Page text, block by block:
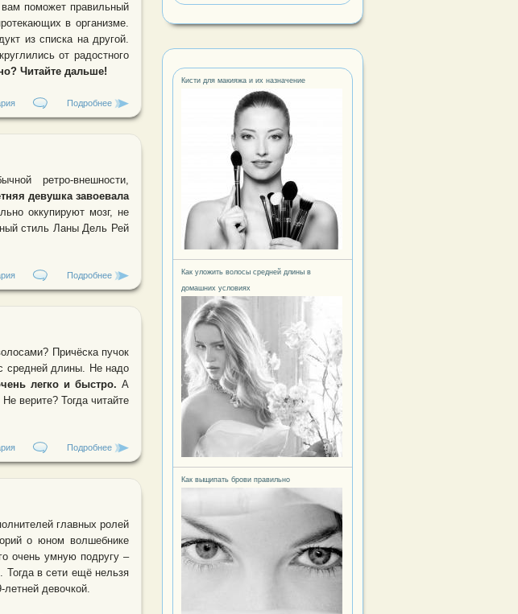
поможет правильный
в организме.
из списка на другой.
от радостного
Читайте дальше!
Подробнее о Строгая, но эффективная диета: режим питания
ретро-внешности,
девушка завоевала
оккупируют мозг, не
стиль Ланы Дель Рей
Подробнее о Звёздный стиль: Лана Дель Рей
Причёска пучок
средней длины. Не надо
легко и быстро. А
верите? Тогда читайте
Подробнее о Как сделать прическу пучок
главных ролей
о юном волшебнике
очень умную подругу –
Тогда в сети ещё нельзя
девочкой.
Кисти для макияжа и их назначение
Как уложить волосы средней длины в
домашних условиях
Как выщипать брови правильно